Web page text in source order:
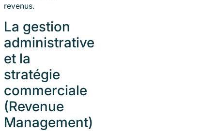
revenus.
La gestion
administrative
et la
stratégie
commerciale
(Revenue
Management)